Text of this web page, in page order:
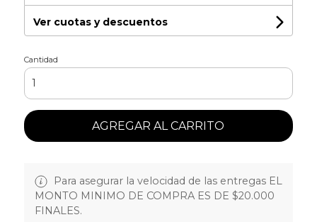
Ver cuotas y descuentos
Cantidad
AGREGAR AL CARRITO
Para asegurar la velocidad de las entregas EL
MONTO MINIMO DE COMPRA ES DE $20.000
FINALES.